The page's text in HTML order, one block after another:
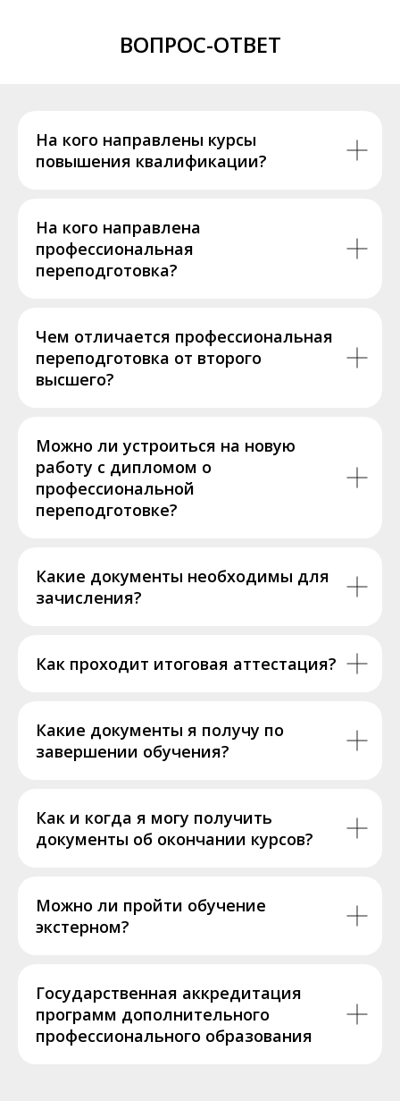
ВОПРОС-ОТВЕТ
На кого направлены курсы
повышения квалификации?
На кого направлена
профессиональная
переподготовка?
Чем отличается профессиональная
переподготовка от второго
высшего?
Можно ли устроиться на новую
работу с дипломом о
профессиональной
переподготовке?
Какие документы необходимы для
зачисления?
Как проходит итоговая аттестация?
Какие документы я получу по
завершении обучения?
Как и когда я могу получить
документы об окончании курсов?
Можно ли пройти обучение
экстерном?
Государственная аккредитация
программ дополнительного
профессионального образования